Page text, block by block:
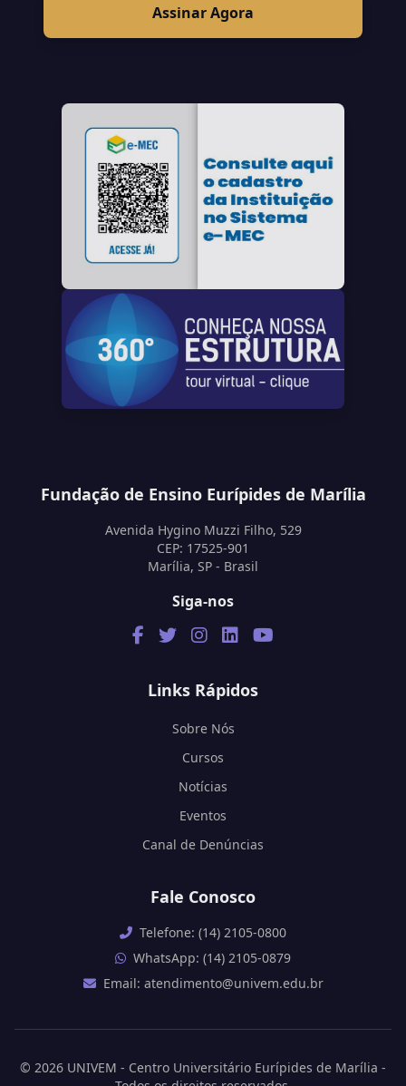
Assinar Agora
Fundação de Ensino Eurípides de Marília
Avenida Hygino Muzzi Filho, 529
CEP: 17525-901
Marília, SP - Brasil
Siga-nos
Links Rápidos
Sobre Nós
Cursos
Notícias
Eventos
Canal de Denúncias
Fale Conosco
Telefone: (14) 2105-0800
WhatsApp: (14) 2105-0879
Email: atendimento@univem.edu.br
© 2026 UNIVEM - Centro Universitário Eurípides de Marília -